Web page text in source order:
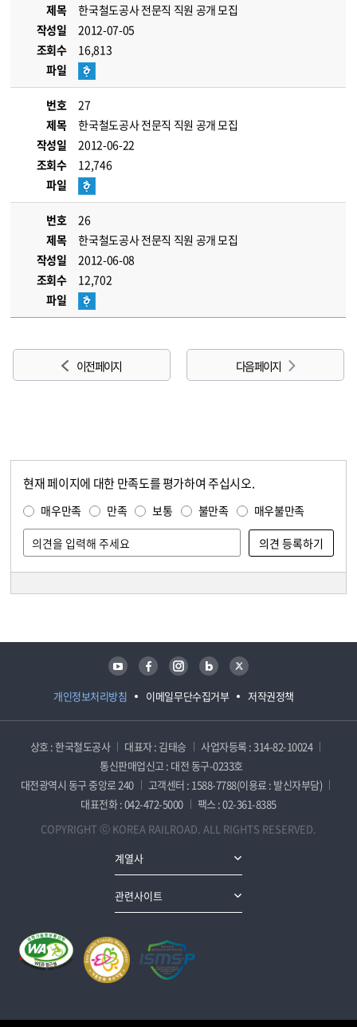
제목
한국철도공사 전문직 직원 공개 모집
작성일
2012-07-05
조회수
16,813
파일
번호
27
제목
한국철도공사 전문직 직원 공개 모집
작성일
2012-06-22
조회수
12,746
파일
번호
26
제목
한국철도공사 전문직 직원 공개 모집
작성일
2012-06-08
조회수
12,702
파일
이전 페이지 다음 페이지
현재 페이지에 대한 만족도를 평가하여 주십시오.
매우만족 만족 보통 불만족 매우불만족
개인정보처리방침 이메일무단수집거부 저작권정책
유튜브 페이스북 인스타그램 블로그 트위터
상호 : 한국철도공사 대표자 : 김태승
사업자등록 : 314-82-10024
통신판매업신고 : 대전 동구-0233호
대전광역시 동구 중앙로 240
고객센터 : 1588-7788(이용료 : 발신자부담)
대표전화 : 042-472-5000
팩스 : 02-361-8385
COPYRIGHT ⓒ KOREA RAILROAD. ALL RIGHTS RESERVED.
계열사
관련사이트